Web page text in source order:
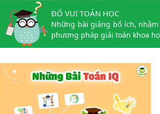
ĐỐ VUI TOÁN HỌC
Những bài giảng bổ ích,
phương pháp giải toán khoa